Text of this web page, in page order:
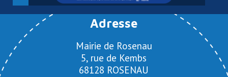
Adresse
Mairie de Rosenau
5, rue de Kembs
68128 ROSENAU